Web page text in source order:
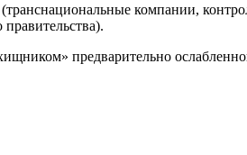
компании,
предварительно